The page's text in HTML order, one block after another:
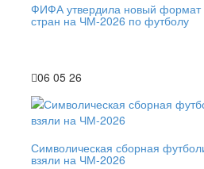
ФИФА утвердила новый формат
стран на ЧМ-2026 по футболу
06 05 26
Символическая сборная
взяли на ЧМ-2026